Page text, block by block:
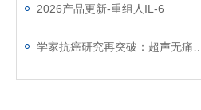
2026产品更新-重组人IL-6